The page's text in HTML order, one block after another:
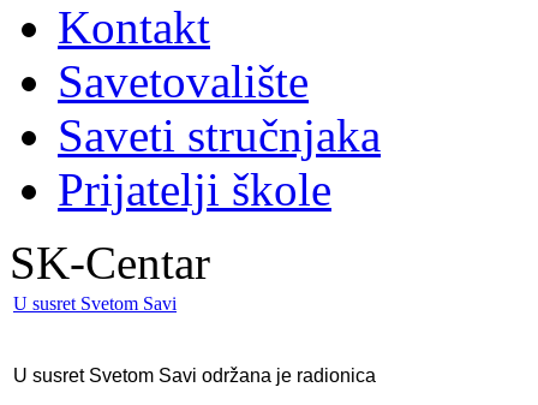
Kontakt
Savetovalište
Saveti stručnjaka
Prijatelji škole
SK-Centar
U susret Svetom Savi
U susret Svetom Savi održana je radionica